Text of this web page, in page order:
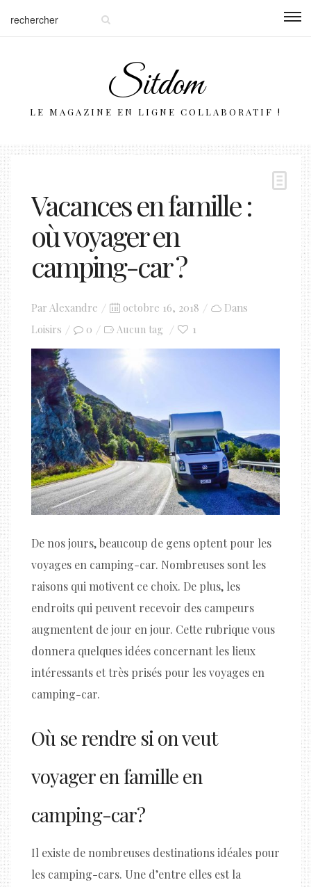
Sitdom
LE MAGAZINE EN LIGNE COLLABORATIF !
Vacances en famille :
où voyager en
camping-car ?
Par Alexandre
Posted
on
octobre 16, 2018
Dans
Loisirs
0 Aucun tag 1
De nos jours, beaucoup de gens optent pour les
voyages en camping-car. Nombreuses sont les
raisons qui motivent ce choix. De plus, les
endroits qui peuvent recevoir des campeurs
augmentent de jour en jour. Cette rubrique vous
donnera quelques idées concernant les lieux
intéressants et très prisés pour les voyages en
camping-car.
Où se rendre si on veut
voyager en famille en
camping-car ?
Il existe de nombreuses destinations idéales pour
les camping-cars. Une d’entre elles est la